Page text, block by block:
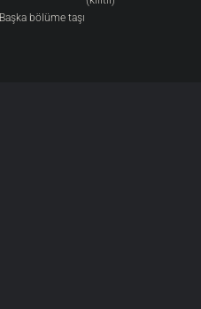
Başka bölüme taşı